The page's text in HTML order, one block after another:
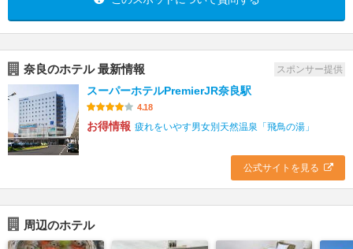
奈良のホテル 最新情報 スポンサー提供
スーパーホテルPremierJR奈良駅
4.18
お得情報 疲れをいやす男女別天然温泉「飛鳥の湯」
公式サイトを見る
周辺のホテル